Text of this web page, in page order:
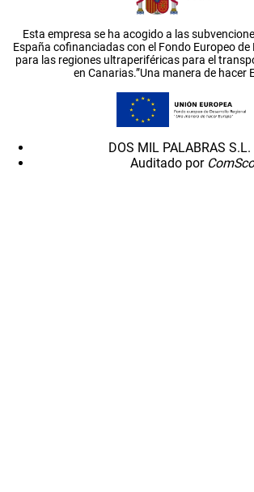
Esta empresa se ha acogido a las
España cofinanciadas con el Fondo Europeo de
para las regiones ultraperiféricas para el
en Canarias.”Una manera de hacer
DOS MIL PALABRAS
Auditado por